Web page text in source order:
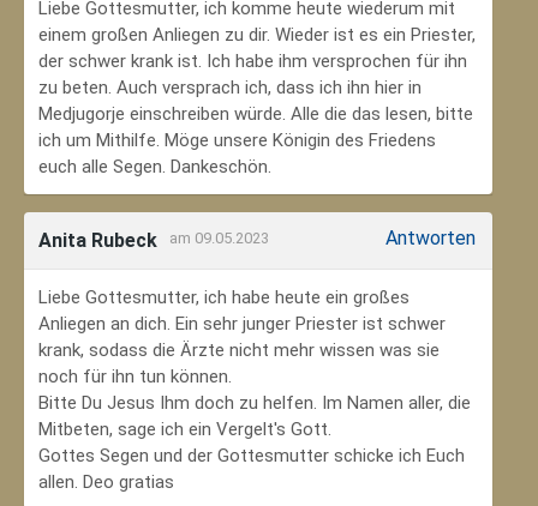
Liebe Gottesmutter, ich komme heute wiederum mit
einem großen Anliegen zu dir. Wieder ist es ein Priester,
der schwer krank ist. Ich habe ihm versprochen für ihn
zu beten. Auch versprach ich, dass ich ihn hier in
Medjugorje einschreiben würde. Alle die das lesen, bitte
ich um Mithilfe. Möge unsere Königin des Friedens
euch alle Segen. Dankeschön.
Anita Rubeck am 09.05.2023 Antworten
Liebe Gottesmutter, ich habe heute ein großes
Anliegen an dich. Ein sehr junger Priester ist schwer
krank, sodass die Ärzte nicht mehr wissen was sie
noch für ihn tun können.
Bitte Du Jesus Ihm doch zu helfen. Im Namen aller, die
Mitbeten, sage ich ein Vergelt's Gott.
Gottes Segen und der Gottesmutter schicke ich Euch
allen. Deo gratias